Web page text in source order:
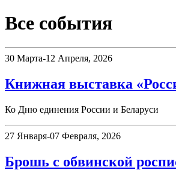
Все события
30 Марта-12 Апреля, 2026
Книжная выставка
Ко Дню единения России и Беларуси
27 Января-07 Февраля, 2026
Брошь с обвинской